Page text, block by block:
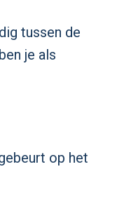
tussen de
je als
op het